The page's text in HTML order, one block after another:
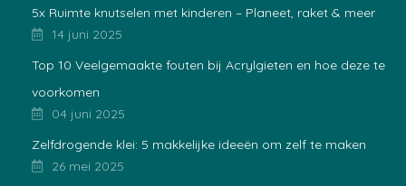
5x Ruimte knutselen met kinderen – Planeet, raket & meer
14 juni 2025
Top 10 Veelgemaakte fouten bij Acrylgieten en hoe deze te
voorkomen
04 juni 2025
Zelfdrogende klei: 5 makkelijke ideeën om zelf te maken
26 mei 2025